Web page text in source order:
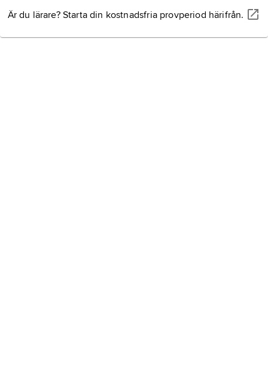
Är du lärare? Starta din kostnadsfria provperiod härifrån.